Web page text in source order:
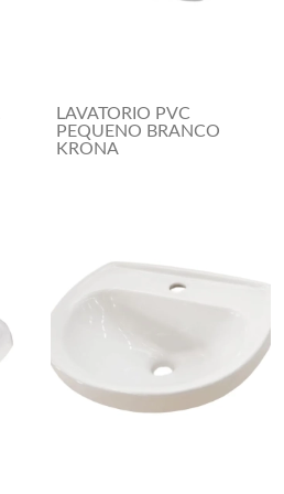
LAVATORIO PVC
PEQUENO BRANCO
KRONA